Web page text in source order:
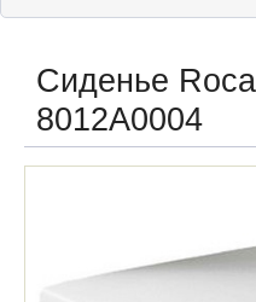
Сиденье
8012A0004